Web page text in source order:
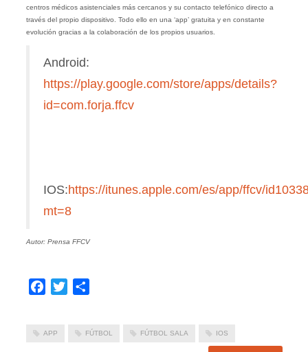
centros médicos asistenciales más cercanos y su contacto telefónico directo a
través del propio dispositivo. Todo ello en una ‘app’ gratuita y en constante
evolución gracias a la colaboración de los propios usuarios.
Android:
https://play.google.com/store/apps/details?
id=com.forja.ffcv
IOS:https://itunes.apple.com/es/app/ffcv/
mt=8
Autor: Prensa FFCV
Facebook
Twitter
APP FÚTBOL FÚTBOL SALA IOS